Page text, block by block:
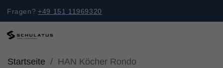
Fragen? +49 151 11969320
Startseite HAN Köcher Rondo